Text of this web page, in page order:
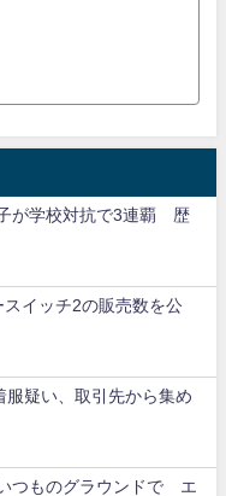
が学校対抗で3連覇 歴
イッチ2の販売数を公
服疑い、取引先から集め
つものグラウンドで エ